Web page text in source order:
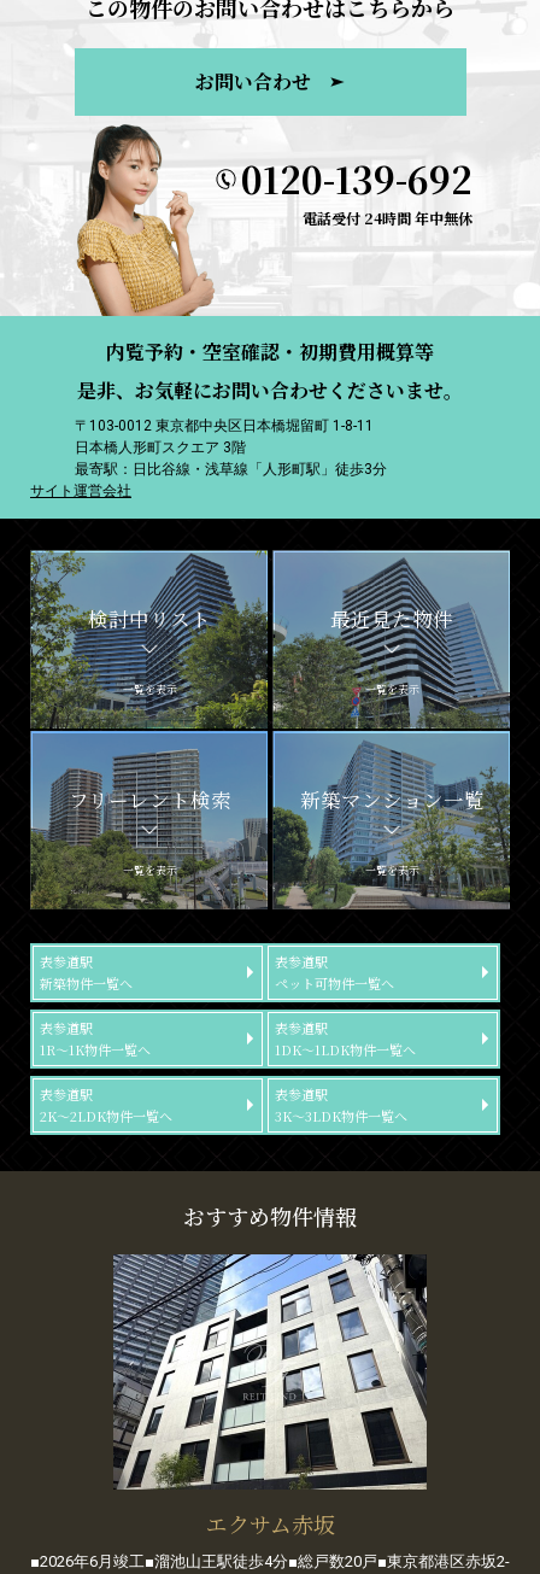
この物件のお問い合わせはこちらから
お問い合わせ
0120-139-692
電話受付 24時間 年中無休
内覧予約・空室確認・初期費用概算等
是非、お気軽にお問い合わせくださいませ。
〒103-0012 東京都中央区日本橋堀留町 1-8-11
日本橋人形町スクエア 3階
最寄駅：日比谷線・浅草線「人形町駅」徒歩3分
サイト運営会社
検討中リスト
一覧を表示
最近見た物件
一覧を表示
フリーレント検索
一覧を表示
新築マンション一覧
一覧を表示
表参道駅
新築物件一覧へ
表参道駅
ペット可物件一覧へ
表参道駅
1R～1K物件一覧へ
表参道駅
1DK～1LDK物件一覧へ
表参道駅
2K～2LDK物件一覧へ
表参道駅
3K～3LDK物件一覧へ
おすすめ物件情報
エクサム赤坂
■2026年6月竣工■溜池山王駅徒歩4分■総戸数20戸■東京都港区赤坂2-